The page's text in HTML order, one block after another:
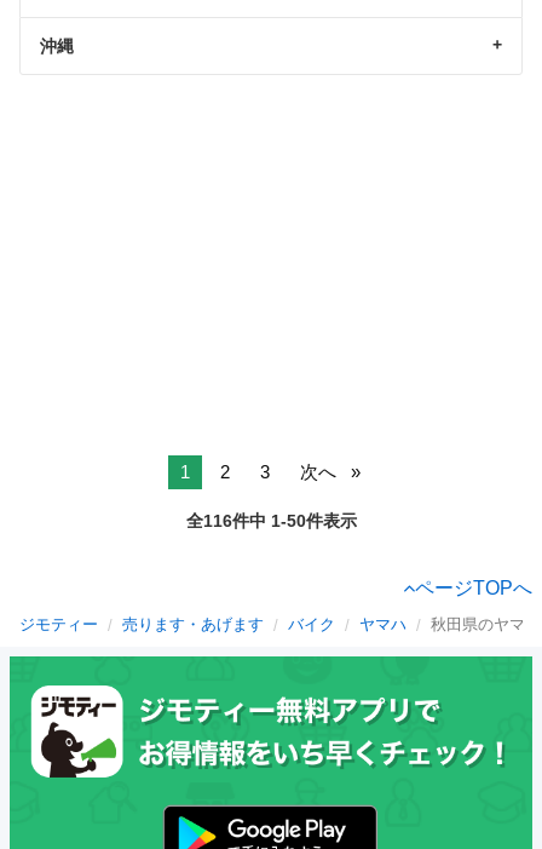
沖縄
1 2 3 次へ
全116件中 1-50件表示
ページTOPへ
ジモティー 売ります・あげます バイク ヤマハ 秋田県のヤマハ